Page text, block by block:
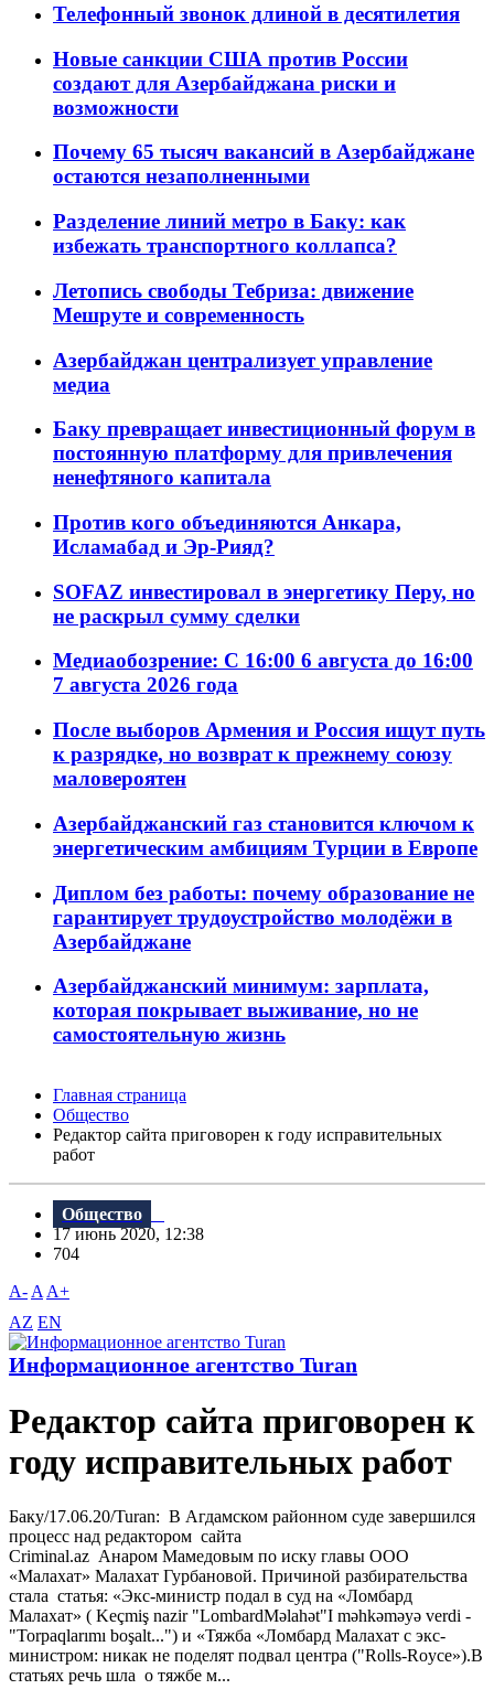
Телефонный звонок длиной в десятилетия
Новые санкции США против России
создают для Азербайджана риски и
возможности
Почему 65 тысяч вакансий в Азербайджане
остаются незаполненными
Разделение линий метро в Баку: как
избежать транспортного коллапса?
Летопись свободы Тебриза: движение
Мешруте и современность
Азербайджан централизует управление
медиа
Баку превращает инвестиционный форум в
постоянную платформу для привлечения
ненефтяного капитала
Против кого объединяются Анкара,
Исламабад и Эр-Рияд?
SOFAZ инвестировал в энергетику Перу, но
не раскрыл сумму сделки
Медиаобозрение: С 16:00 6 августа до 16:00
7 августа 2026 года
После выборов Армения и Россия ищут путь
к разрядке, но возврат к прежнему союзу
маловероятен
Азербайджанский газ становится ключом к
энергетическим амбициям Турции в Европе
Диплом без работы: почему образование не
гарантирует трудоустройство молодёжи в
Азербайджане
Азербайджанский минимум: зарплата,
которая покрывает выживание, но не
самостоятельную жизнь
Главная страница
Общество
Редактор сайта приговорен к году исправительных
работ
Общество
17 июнь 2020, 12:38
704
A- A A+
AZ EN
Информационное агентство Turan
Редактор сайта приговорен к
году исправительных работ
Баку/17.06.20/Turan: В Агдамском районном суде завершился
процесс над редактором сайта
Criminal.az Анаром Мамедовым по иску главы ООО
«Малахат» Малахат Гурбановой. Причиной разбирательства
стала статья: «Экс-министр подал в суд на «Ломбард
Малахат» ( Keçmiş nazir "LombardMəlahət"I məhkəməyə verdi -
"Torpaqlarımı boşalt...") и «Тяжба «Ломбард Малахат с экс-
министром: никак не поделят подвал центра ("Rolls-Royce»).В
статьях речь шла о тяжбе м...